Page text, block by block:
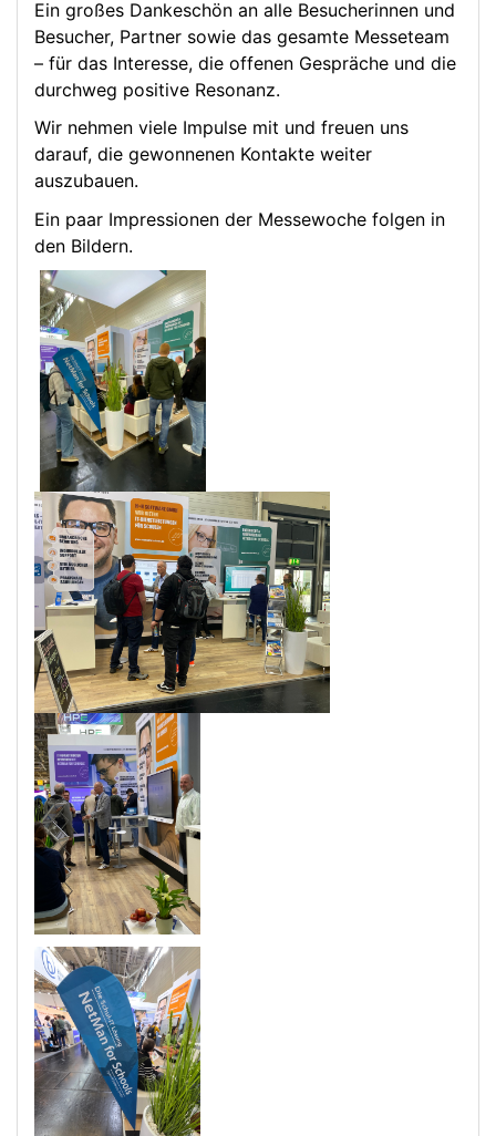
Ein großes Dankeschön an alle Besucherinnen und
Besucher, Partner sowie das gesamte Messeteam
– für das Interesse, die offenen Gespräche und die
durchweg positive Resonanz.
Wir nehmen viele Impulse mit und freuen uns
darauf, die gewonnenen Kontakte weiter
auszubauen.
Ein paar Impressionen der Messewoche folgen in
den Bildern.